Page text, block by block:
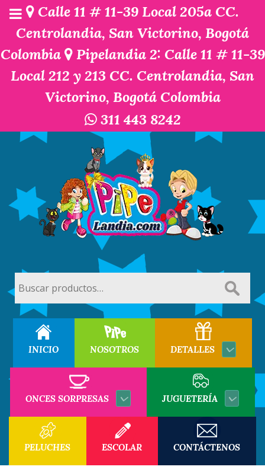
Calle 11 # 11-39 Local 205a CC.
Centrolandia, San Victorino, Bogotá
Colombia
Pipelandia 2: Calle 11 # 11-39
Local 212 y 213 CC. Centrolandia, San
Victorino, Bogotá Colombia
311 443 8242
por:
INICIO NOSOTROS DETALLES
ONCES SORPRESAS JUGUETERÍA
PELUCHES ESCOLAR CONTÁCTENOS